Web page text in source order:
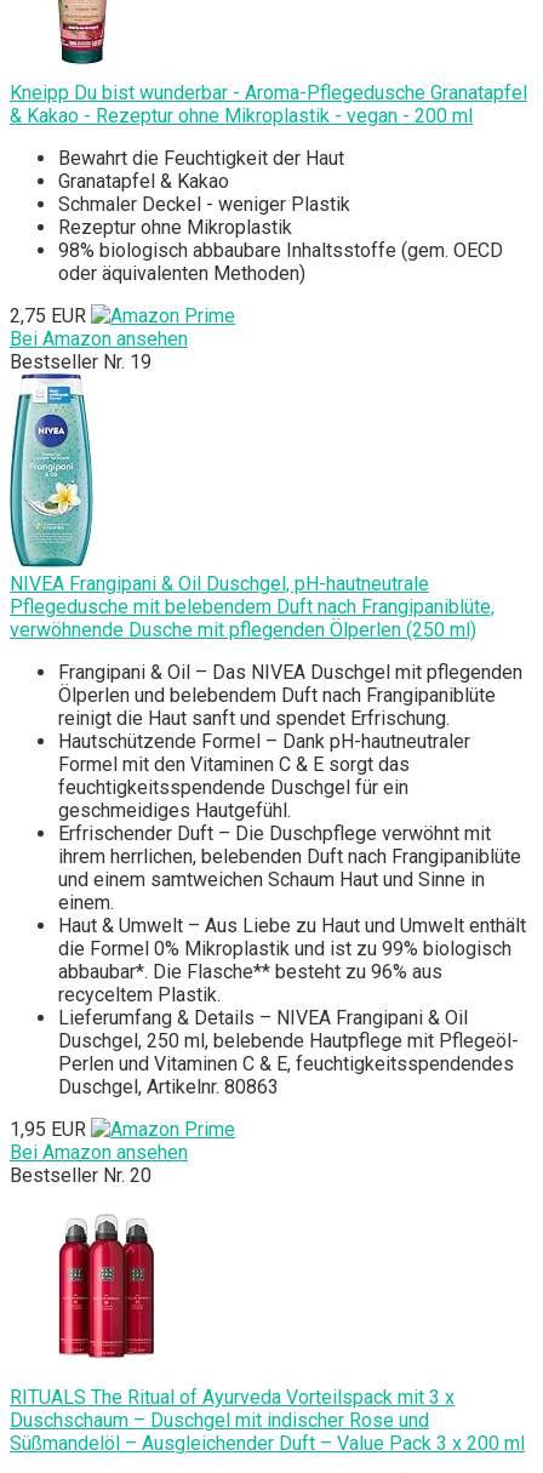
Kneipp Du bist wunderbar - Aroma-Pflegedusche Granatapfel
& Kakao - Rezeptur ohne Mikroplastik - vegan - 200 ml
Bewahrt die Feuchtigkeit der Haut
Granatapfel & Kakao
Schmaler Deckel - weniger Plastik
Rezeptur ohne Mikroplastik
98% biologisch abbaubare Inhaltsstoffe (gem. OECD
oder äquivalenten Methoden)
2,75 EUR
Bei Amazon ansehen
Bestseller Nr. 19
NIVEA Frangipani & Oil Duschgel, pH-hautneutrale
Pflegedusche mit belebendem Duft nach Frangipaniblüte,
verwöhnende Dusche mit pflegenden Ölperlen (250 ml)
Frangipani & Oil – Das NIVEA Duschgel mit pflegenden
Ölperlen und belebendem Duft nach Frangipaniblüte
reinigt die Haut sanft und spendet Erfrischung.
Hautschützende Formel – Dank pH-hautneutraler
Formel mit den Vitaminen C & E sorgt das
feuchtigkeitsspendende Duschgel für ein
geschmeidiges Hautgefühl.
Erfrischender Duft – Die Duschpflege verwöhnt mit
ihrem herrlichen, belebenden Duft nach Frangipaniblüte
und einem samtweichen Schaum Haut und Sinne in
einem.
Haut & Umwelt – Aus Liebe zu Haut und Umwelt enthält
die Formel 0% Mikroplastik und ist zu 99% biologisch
abbaubar*. Die Flasche** besteht zu 96% aus
recyceltem Plastik.
Lieferumfang & Details – NIVEA Frangipani & Oil
Duschgel, 250 ml, belebende Hautpflege mit Pflegeöl-
Perlen und Vitaminen C & E, feuchtigkeitsspendendes
Duschgel, Artikelnr. 80863
1,95 EUR
Bei Amazon ansehen
Bestseller Nr. 20
RITUALS The Ritual of Ayurveda Vorteilspack mit 3 x
Duschschaum – Duschgel mit indischer Rose und
Süßmandelöl – Ausgleichender Duft – Value Pack 3 x 200 ml